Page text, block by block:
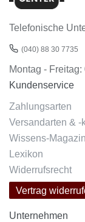
Telefonische
(040) 88 30 7735
Montag -
Kundenservice
Zahlungsarten
Versandarten & -
Wissens-Magazin
Lexikon
Widerrufsrecht
Vertrag
Unternehmen